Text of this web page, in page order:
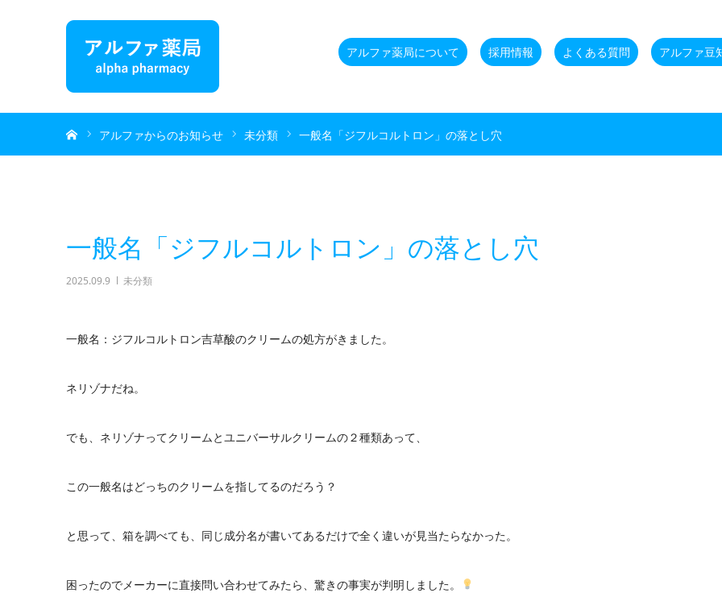
アルファ薬局について 採用情報 よくある質問 アルファ豆
アルファからのお知らせ 未分類 一般名「ジフルコルトロン」の落とし穴
一般名「ジフルコルトロン」の落とし穴
2025.09.9 未分類
一般名：ジフルコルトロン吉草酸のクリームの処方がきました。
ネリゾナだね。
でも、ネリゾナってクリームとユニバーサルクリームの２種類あって、
この一般名はどっちのクリームを指してるのだろう？
と思って、箱を調べても、同じ成分名が書いてあるだけで全く違いが見当たらなかった。
困ったのでメーカーに直接問い合わせてみたら、驚きの事実が判明しました。